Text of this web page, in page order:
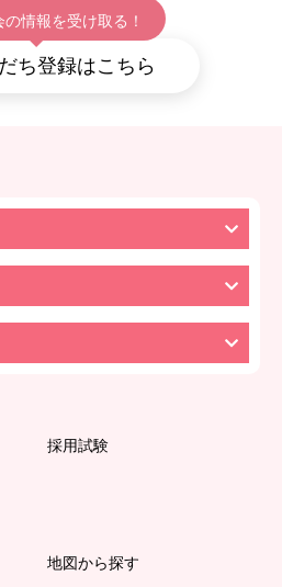
情報を受け取る！
ち登録はこちら
採用試験
地図から探す